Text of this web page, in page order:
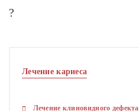
?
Лечение кариеса
Лечение клиновидного дефекта